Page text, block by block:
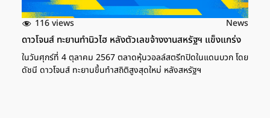
116 views News
ดาวโจนส์ ทะยานทำนิวไฮ หลังตัวเลขจ้างงานสหรัฐฯ แข็งแกร่ง
ในวันศุกร์ที่ 4 ตุลาคม 2567 ตลาดหุ้นวอลล์สตรีทปิดในแดนบวก โดย
ดัชนี ดาวโจนส์ ทะยานขึ้นทำสถิติสูงสุดใหม่ หลังสหรัฐฯ